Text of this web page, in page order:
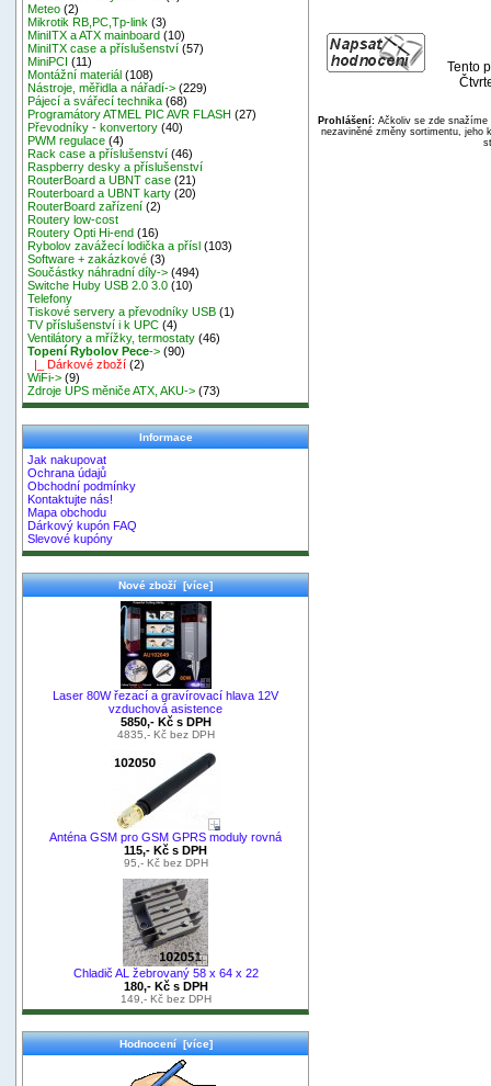
Meteo (2)
Mikrotik RB,PC,Tp-link (3)
MiniITX a ATX mainboard (10)
MiniITX case a příslušenství (57)
MiniPCI (11)
Montážní materiál (108)
Nástroje, měřidla a nářadí-> (229)
Pájecí a svářecí technika (68)
Programátory ATMEL PIC AVR FLASH (27)
Převodníky - konvertory (40)
PWM regulace (4)
Rack case a příslušenství (46)
Raspberry desky a příslušenství
RouterBoard a UBNT case (21)
Routerboard a UBNT karty (20)
RouterBoard zařízení (2)
Routery low-cost
Routery Opti Hi-end (16)
Rybolov zavážecí lodička a přísl (103)
Software + zakázkové (3)
Součástky náhradní díly-> (494)
Switche Huby USB 2.0 3.0 (10)
Telefony
Tiskové servery a převodníky USB (1)
TV příslušenství i k UPC (4)
Ventilátory a mřížky, termostaty (46)
Topení Rybolov Pece-> (90)
|_ Dárkové zboží (2)
WiFi-> (9)
Zdroje UPS měniče ATX, AKU-> (73)
Informace
Jak nakupovat
Ochrana údajů
Obchodní podmínky
Kontaktujte nás!
Mapa obchodu
Dárkový kupón FAQ
Slevové kupóny
Nové zboží [více]
Laser 80W řezací a gravírovací hlava 12V
vzduchová asistence
5850,- Kč s DPH
4835,- Kč bez DPH
Anténa GSM pro GSM GPRS moduly rovná
115,- Kč s DPH
95,- Kč bez DPH
Chladič AL žebrovaný 58 x 64 x 22
180,- Kč s DPH
149,- Kč bez DPH
Hodnocení [více]
Tento
Prohlášení:Ačkoliv se zde snažíme
nezaviněné změny sortimentu, jeho